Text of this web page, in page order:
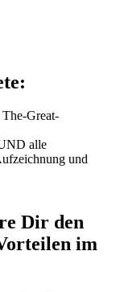
Great-
alle
und
Dir den
im